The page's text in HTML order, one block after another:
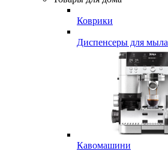
Коврики
Диспенсеры для мыла
Кавомашини